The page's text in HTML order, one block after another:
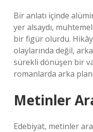
Bir anlatı içinde
yer alsaydı,
bir figür olurdu.
olaylarında değil,
sürekli dönüşen bir
romanlarda arka
Metinler
Edebiyat, metinler